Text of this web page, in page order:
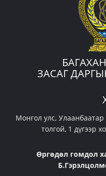
ЗАСАГ
Монгол улс, Улаанбаатар
толгой, 1 дүгээр
Өргөдөл гомдол